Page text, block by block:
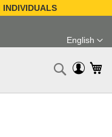
Language
English
Search